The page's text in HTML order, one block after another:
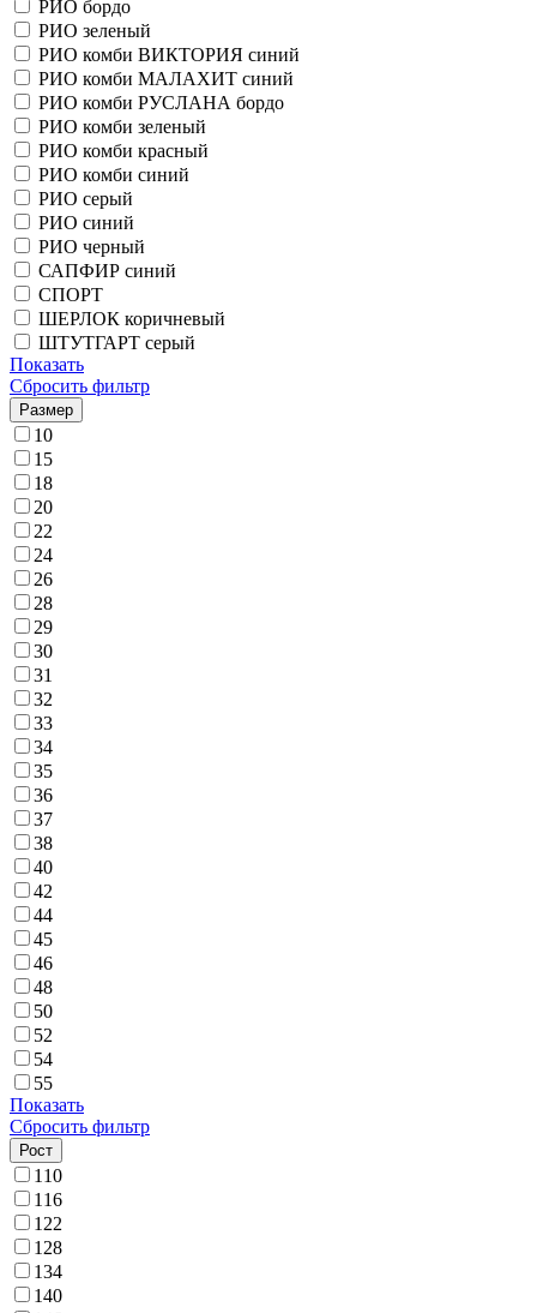
РИО бордо
РИО зеленый
РИО комби ВИКТОРИЯ синий
РИО комби МАЛАХИТ синий
РИО комби РУСЛАНА бордо
РИО комби зеленый
РИО комби красный
РИО комби синий
РИО серый
РИО синий
РИО черный
САПФИР синий
СПОРТ
ШЕРЛОК коричневый
ШТУТГАРТ серый
Показать
Сбросить фильтр
Размер
10
15
18
20
22
24
26
28
29
30
31
32
33
34
35
36
37
38
40
42
44
45
46
48
50
52
54
55
Показать
Сбросить фильтр
Рост
110
116
122
128
134
140